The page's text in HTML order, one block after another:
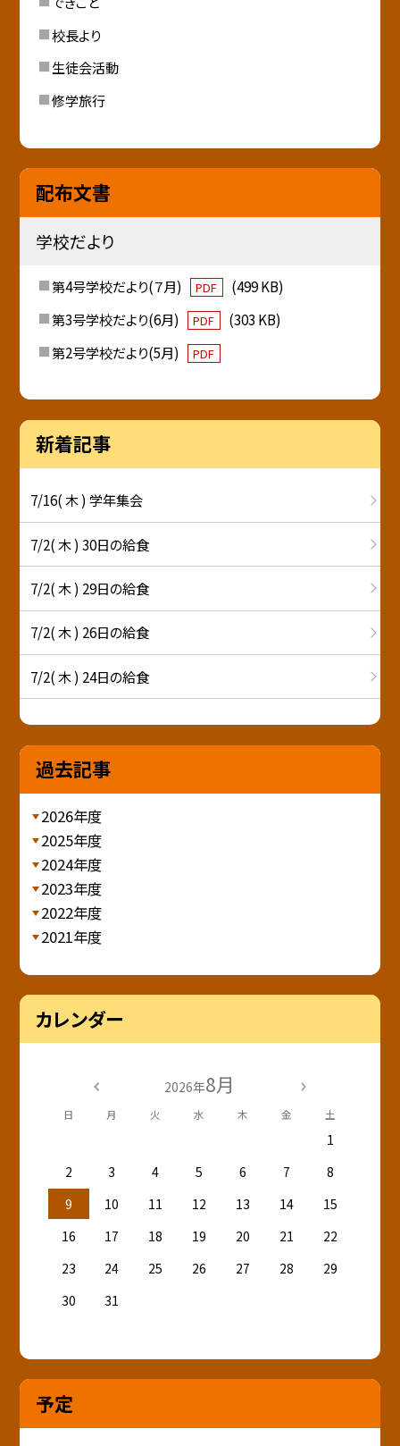
校長より
生徒会活動
修学旅行
配布文書
学校だより
第4号学校だより(７月) PDF
(499 KB)
第3号学校だより(6月)
PDF
(303 KB)
第2号学校だより(5月)
PDF
新着記事
7/16( 木 ) 学年集会
7/2( 木 ) 30日の給食
7/2( 木 ) 29日の給食
7/2( 木 ) 26日の給食
7/2( 木 ) 24日の給食
過去記事
2026年度
2025年度
2024年度
2023年度
2022年度
2021年度
カレンダー
2026年8月
日 月 火 水 木 金 土
1
2
3 4 5 6 7
8
9
10 11 12 13 14
15
16
17 18 19 20 21
22
23
24 25 26 27 28
29
30
31
予定